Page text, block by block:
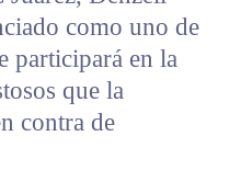
como uno de
participará en la
que la
contra de